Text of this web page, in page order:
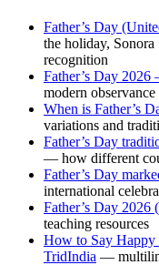
Father’s Day
the holiday,
recognition
Father’s Day
modern observance
When is Father’s
variations and
Father’s Day
— how different
Father’s Day
international
Father’s Day
teaching resources
How to Say
TridIndia —